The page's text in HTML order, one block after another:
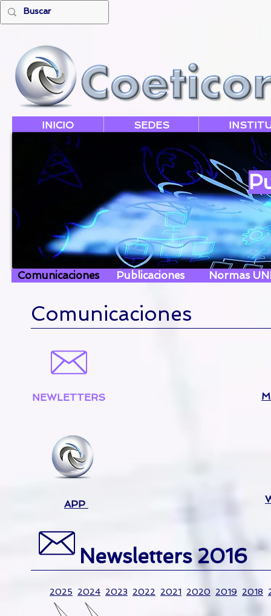
INICIO SEDES
Comunicaciones Publicaciones Normas
Comunicaciones
NEWLETTERS
APP
Newsletters 2016
2025 2024 2023 2022 2021 2020 2019 2018